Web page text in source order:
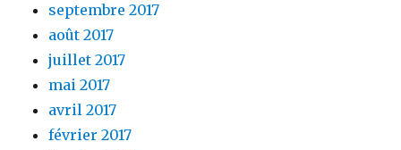
septembre 2017
août 2017
juillet 2017
mai 2017
avril 2017
février 2017